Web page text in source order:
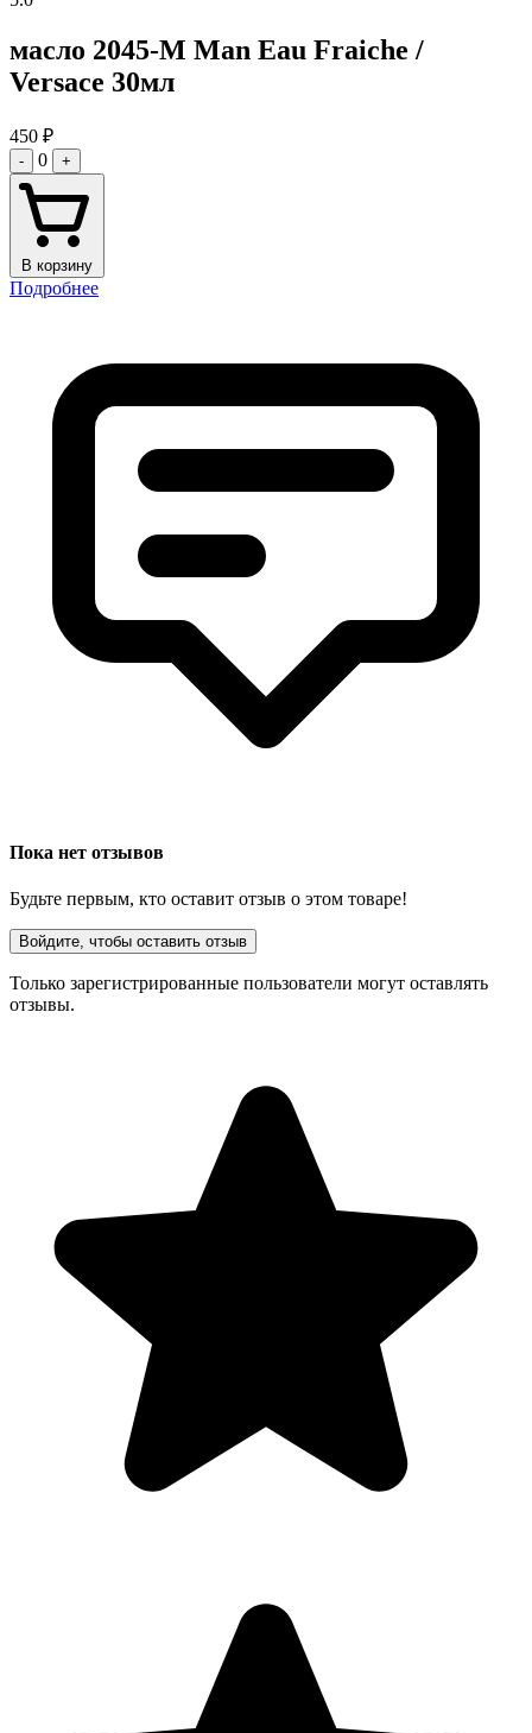
масло 2045-M Man Eau Fraiche /
Versace 30мл
450 ₽
- 0 +
В корзину
Подробнее
Пока нет отзывов
Будьте первым, кто оставит отзыв о этом товаре!
Войдите, чтобы оставить отзыв
Только зарегистрированные пользователи могут оставлять
отзывы.